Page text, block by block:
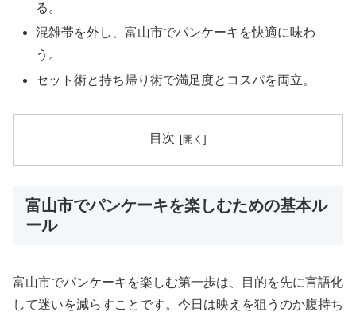
る。
混雑帯を外し、富山市でパンケーキを快適に味わ
う。
セット術と持ち帰り術で満足度とコスパを両立。
目次
富山市でパンケーキを楽しむための基本ル
ール
富山市でパンケーキを楽しむ第一歩は、目的を先に言語化
して迷いを減らすことです。今日は映えを狙うのか腹持ち